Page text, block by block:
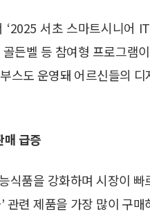
서초 스마트시니어
든벨 등 참여형 프로그램
스도 운영돼 어르신들의
급증
품을 강화하며 시장이 빠
관련 제품을 가장 많이 구